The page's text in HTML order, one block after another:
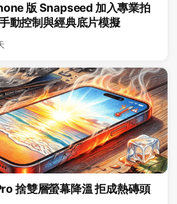
版 Snapseed 加入專業拍
動控制與經典底片模擬
捨雙層螢幕降溫 拒成熱磚頭